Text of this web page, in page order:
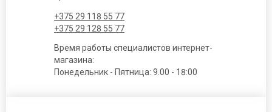
+375 29 118 55 77
+375 29 128 55 77
Время работы специалистов интернет-
магазина:
Понедельник - Пятница: 9.00 - 18:00